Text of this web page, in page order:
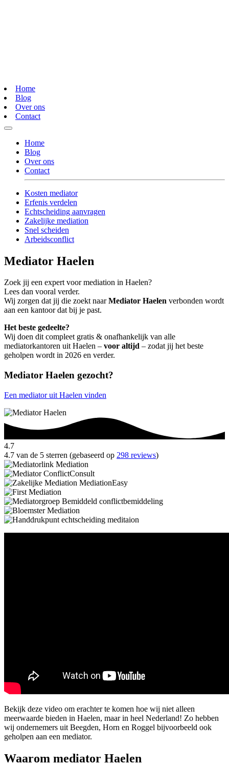
Home
Blog
Over ons
Contact
Home
Blog
Over ons
Contact
Kosten mediator
Erfenis verdelen
Echtscheiding aanvragen
Zakelijke mediation
Snel scheiden
Arbeidsconflict
Mediator Haelen
Zoek jij een expert voor mediation in Haelen?
Lees dan vooral verder.
Wij zorgen dat jij die zoekt naarMediator Haelen verbonden wordt
aan een kantoor dat bij je past.
Het beste gedeelte?
Wij doen dit compleet gratis & onafhankelijk van alle
mediatorkantoren uit Haelen – voor altijd – zodat jij het beste
geholpen wordt in 2026 en verder.
Mediator Haelen gezocht?
Een mediator uit Haelen vinden
4.7
4.7 van de 5 sterren (gebaseerd op 298 reviews)
Bekijk deze video om erachter te komen hoe wij niet alleen
meerwaarde bieden in Haelen, maar in heel Nederland! Zo hebben
wij ondernemers uit Beegden, Horn en Roggel bijvoorbeeld ook
geholpen aan een mediator.
Waarom mediator Haelen